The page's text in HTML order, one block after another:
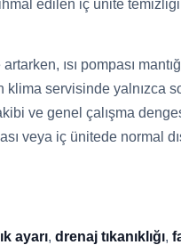
edilen iç ünite
ısı pompası
klima servisinde yalnızca
ve genel çalışma
veya iç ünitede normal
ayarı, drenaj tıkanıklığı,